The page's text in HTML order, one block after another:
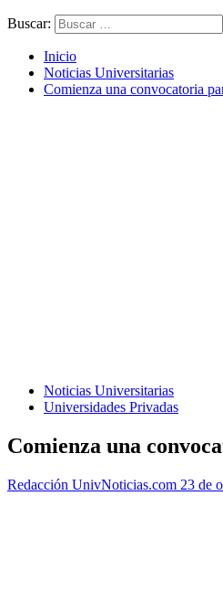
Buscar:
Inicio
Noticias Universitarias
Comienza una convocatoria
Noticias Universitarias
Universidades Privadas
Comienza una
Redacción UnivNoticias.com 23 de